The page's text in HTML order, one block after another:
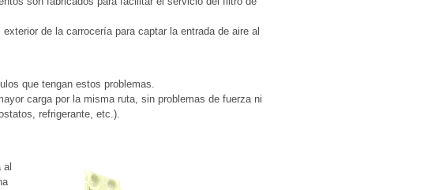
de la carrocería para captar la entrada de aire al
que tengan estos problemas.
carga por la misma ruta, sin problemas de fuerza ni
refrigerante, etc.).
al